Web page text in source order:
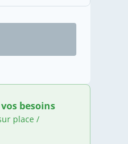
besoins
place /